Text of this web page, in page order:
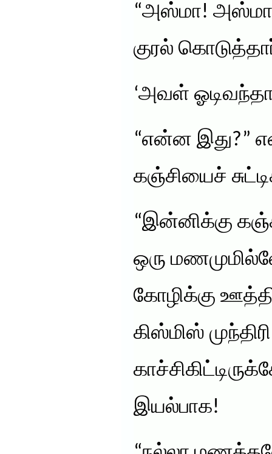
“அஸ்மா!
குரல்
‘அவள்
“என்ன இது?”
கஞ்சியைச்
“இன்னிக்கு
ஒரு
கோழிக்கு
கிஸ்மிஸ்
இயல்பாக!